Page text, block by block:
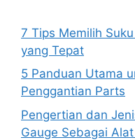
7 Tips Memilih
yang Tepat
5 Panduan Utama
Penggantian Parts
Pengertian dan
Gauge Sebagai